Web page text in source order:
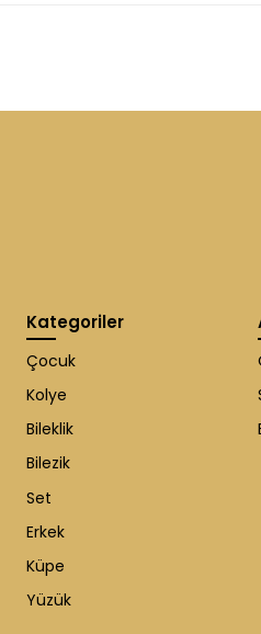
Kategoriler
Çocuk
Kolye
Bileklik
Bilezik
Set
Erkek
Küpe
Yüzük